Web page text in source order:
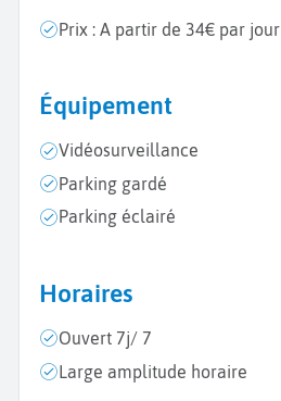
Prix : A partir de 34€ par jour
Équipement
Vidéosurveillance
Parking gardé
Parking éclairé
Horaires
Ouvert 7j/ 7
Large amplitude horaire